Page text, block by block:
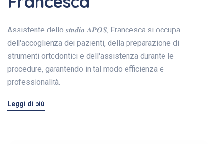
Assistente dello 𝒔𝒕𝒖𝒅𝒊𝒐 𝑨𝑷𝑶𝑺, Francesca si occupa
dell'accoglienza dei pazienti, della preparazione di
strumenti ortodontici e dell'assistenza durante le
procedure, garantendo in tal modo efficienza e
professionalità.
Leggi di più